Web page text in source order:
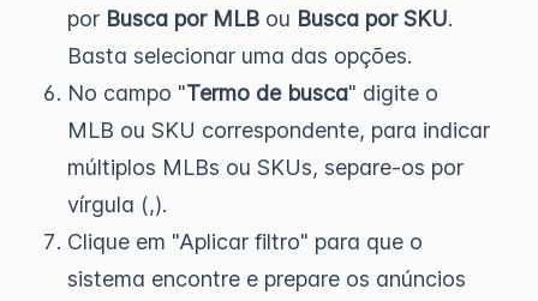
por Busca por MLB ou Busca por SKU.
Basta selecionar uma das opções.
No campo "Termo de busca" digite o
MLB ou SKU correspondente, para indicar
múltiplos MLBs ou SKUs, separe-os por
vírgula (,).
Clique em "Aplicar filtro" para que o
sistema encontre e prepare os anúncios